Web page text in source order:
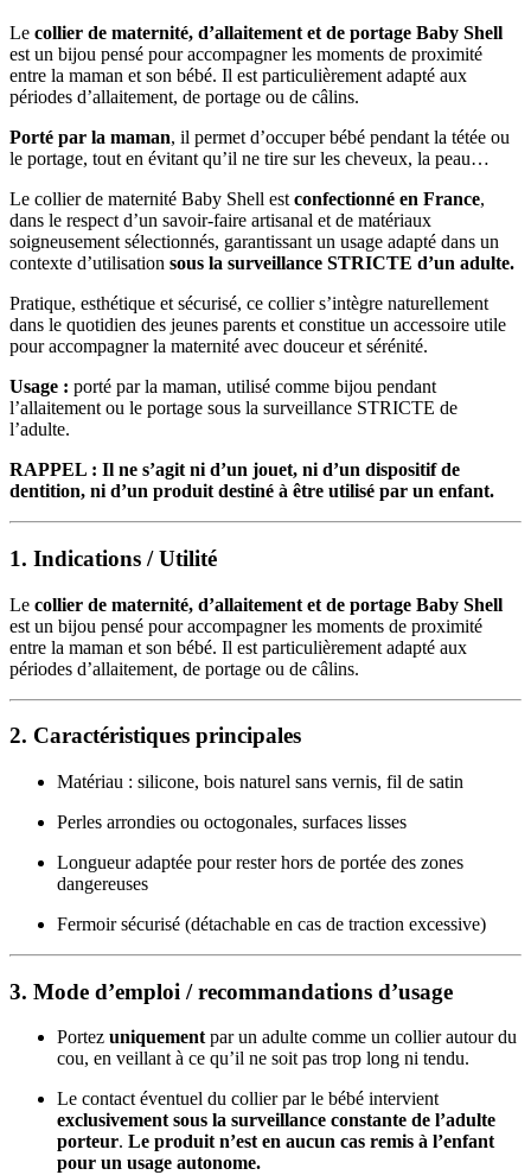
Le collier de maternité, d’allaitement et de portage Baby Shell
est un bijou pensé pour accompagner les moments de proximité
entre la maman et son bébé. Il est particulièrement adapté aux
périodes d’allaitement, de portage ou de câlins.
Porté par la maman, il permet d’occuper bébé pendant la tétée ou
le portage, tout en évitant qu’il ne tire sur les cheveux, la peau…
Le collier de maternité Baby Shell est confectionné en France,
dans le respect d’un savoir-faire artisanal et de matériaux
soigneusement sélectionnés, garantissant un usage adapté dans un
contexte d’utilisation sous la surveillance STRICTE d’un adulte.
Pratique, esthétique et sécurisé, ce collier s’intègre naturellement
dans le quotidien des jeunes parents et constitue un accessoire utile
pour accompagner la maternité avec douceur et sérénité.
Usage : porté par la maman, utilisé comme bijou pendant
l’allaitement ou le portage sous la surveillance STRICTE de
l’adulte.
RAPPEL : Il ne s’agit ni d’un jouet, ni d’un dispositif de
dentition, ni d’un produit destiné à être utilisé par un enfant.
1. Indications / Utilité
Le collier de maternité, d’allaitement et de portage Baby Shell
est un bijou pensé pour accompagner les moments de proximité
entre la maman et son bébé. Il est particulièrement adapté aux
périodes d’allaitement, de portage ou de câlins.
2. Caractéristiques principales
Matériau : silicone, bois naturel sans vernis, fil de satin
Perles arrondies ou octogonales, surfaces lisses
Longueur adaptée pour rester hors de portée des zones
dangereuses
Fermoir sécurisé (détachable en cas de traction excessive)
3. Mode d’emploi / recommandations d’usage
Portez uniquementpar un adulte comme un collier autour du
cou, en veillant à ce qu’il ne soit pas trop long ni tendu.
Le contact éventuel du collier par le bébé intervient
exclusivement sous la surveillance constante de l’adulte
porteur. Le produit n’est en aucun cas remis à l’enfant
pour un usage autonome.